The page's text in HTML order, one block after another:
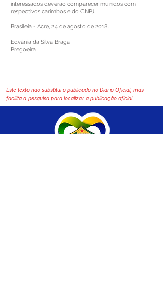
interessados deverão comparecer munidos com
respectivos carimbos e do CNPJ.
Brasileia - Acre, 24 de agosto de 2018.
Edvânia da Silva Braga
Pregoeira
Este texto não substitui o publicado no Diário Oficial, mas
facilita a pesquisa para localizar a publicação oficial.